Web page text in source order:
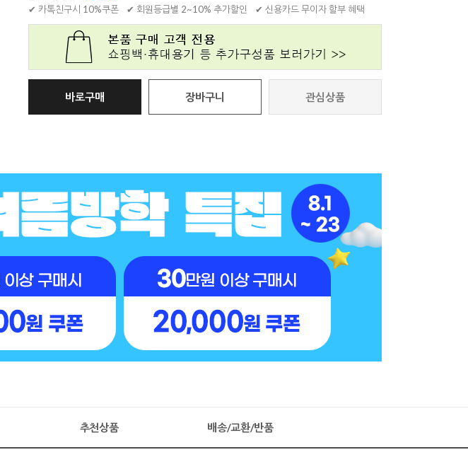
✔ 카톡친구시 10%쿠폰
✔ 회원등급별 2~10% 추가할인 ✔ 신용카드 무이자 할부 혜택
바로구매 장바구니 관심상품
추천상품 배송/교환/반품